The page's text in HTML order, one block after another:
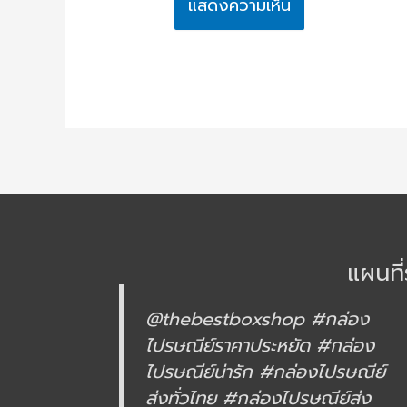
@thebestboxshop #กล่อง
ไปรษณีย์ราคาประหยัด #กล่อง
ไปรษณีย์น่ารัก #กล่องไปรษณีย์
ส่งทั่วไทย #กล่องไปรษณีย์ส่ง
แผน